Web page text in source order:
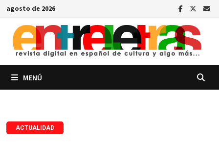
Saltar
contenido
agosto de 2026
MENÚ
ACTUALIDAD